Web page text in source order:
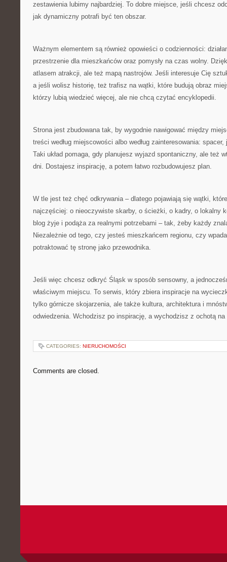
zestawienia lubimy najbardziej. To dobre miejsce, jeśli chcesz
jak dynamiczny potrafi być ten obszar.
Ważnym elementem są również opowieści o codzienności:
przestrzenie dla mieszkańców oraz pomysły na czas wolny.
atlasem atrakcji, ale też mapą nastrojów. Jeśli interesuje Cię
a jeśli wolisz historię, też trafisz na wątki, które budują obraz
którzy lubią wiedzieć więcej, ale nie chcą czytać encyklopedii.
Strona jest zbudowana tak, by wygodnie nawigować między
treści według miejscowości albo według zainteresowania:
Taki układ pomaga, gdy planujesz wyjazd spontaniczny, ale też
dni. Dostajesz inspirację, a potem łatwo rozbudowujesz plan.
W tle jest też chęć odkrywania – dlatego pojawiają się wątki,
najczęściej: o nieoczywiste skarby, o ścieżki, o kadry, o lokalny
blog żyje i podąża za realnymi potrzebami – tak, żeby każdy
Niezależnie od tego, czy jesteś mieszkańcem regionu, czy
potraktować tę stronę jako przewodnika.
Jeśli więc chcesz odkryć Śląsk w sposób sensowny, a
właściwym miejscu. To serwis, który zbiera inspiracje na
tylko górnicze skojarzenia, ale także kultura, architektura i
odwiedzenia. Wchodzisz po inspirację, a wychodzisz z ochotą
CATEGORIES: NIERUCHOMOŚCI
Comments are closed.